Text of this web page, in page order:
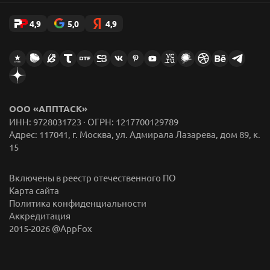
4,9 5,0 4,9
ООО «АППТАСК»
ИНН: 9728031723 · ОГРН: 1217700129789
Адрес: 117041, г. Москва, ул. Адмирала Лазарева, дом 89, к.
15
2015-2026 @AppFox
Аккредитация
Политика конфиденциальности
Карта сайта
Включены в реестр отечественного ПО